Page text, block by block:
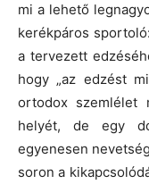
mi a lehető
kerékpáros
a tervezett
hogy „az edzést
ortodox szemlélet
helyét, de egy
egyenesen
soron a